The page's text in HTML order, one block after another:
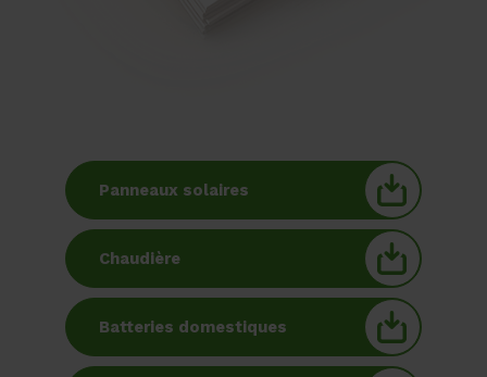
Panneaux solaires
Chaudière
Batteries domestiques